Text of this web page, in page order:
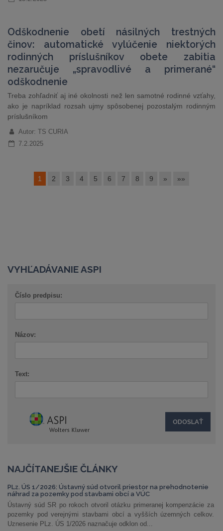
Odškodnenie obetí násilných trestných
činov: automatické vylúčenie niektorých
rodinných príslušníkov obete zabitia
nezaručuje „spravodlivé a primerané“
odškodnenie
Treba zohľadniť aj iné okolnosti než len samotné rodinné vzťahy,
ako je napríklad rozsah ujmy spôsobenej pozostalým rodinným
príslušníkom
Autor: TS CURIA
7.2.2025
1 2 3 4 5 6 7 8 9 » »»
VYHĽADÁVANIE ASPI
Číslo predpisu:
Názov:
Text:
NAJČÍTANEJŠIE ČLÁNKY
PLz. ÚS 1/2026: Ústavný súd otvoril priestor na prehodnotenie
náhrad za pozemky pod stavbami obcí a VÚC
Ústavný súd SR po rokoch otvoril otázku primeranej kompenzácie za
pozemky pod verejnými stavbami obcí a vyšších územných celkov.
Uznesenie PLz. ÚS 1/2026 naznačuje odklon od...